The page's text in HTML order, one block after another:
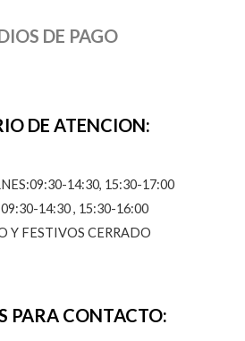
DE PAGO
DE ATENCION:
14:30, 15:30-17:00
14:30 , 15:30-16:00
Y FESTIVOS CERRADO
PARA CONTACTO: